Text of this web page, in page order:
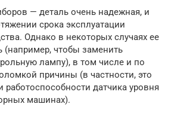
— деталь очень надежная, и
срока эксплуатации
Однако в некоторых случаях ее
(например, чтобы заменить
лампу), в том числе и по
причины (в частности, это
работоспособности датчика уровня
машинах).